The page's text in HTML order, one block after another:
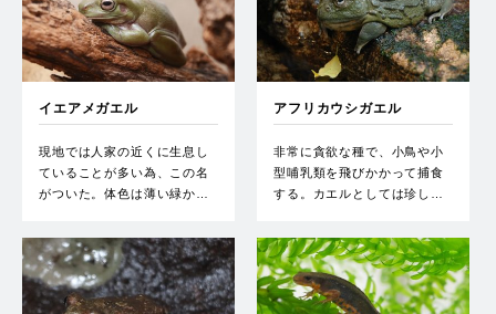
イエアメガエル
現地では人家の近くに生息し
ていることが多い為、この名
がついた。体色は薄い緑か…
アフリカウシガエル
非常に貪欲な種で、小鳥や小
型哺乳類を飛びかかって捕食
する。カエルとしては珍し…